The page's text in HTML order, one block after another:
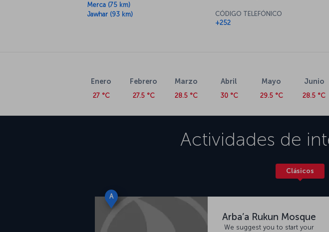
Merca (75 km)
Jawhar (93 km)
CÓDIGO TELEFÓNICO
+252
Enero
27 °C
Febrero
27.5 °C
Marzo
28.5 °C
Abril
30 °C
Mayo
29.5 °C
Junio
28.5 °C
Actividades de
Clásicos
A
Arba’a Rukun Mosque
We suggest you to start your